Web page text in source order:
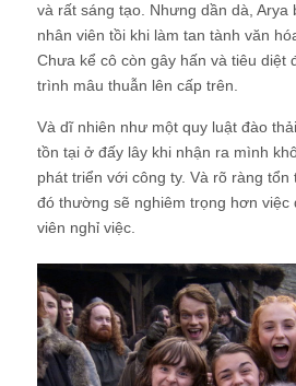
và rất sáng tạo. Nhưng dần dà, Arya
nhân viên tồi khi làm tan tành văn
Chưa kể cô còn gây hấn và tiêu diệt
trình mâu thuẫn lên cấp trên.
Và dĩ nhiên như một quy luật đào
tồn tại ở đấy lây khi nhận ra mình
phát triển với công ty. Và rõ ràng tổn
đó thường sẽ nghiêm trọng hơn việc
viên nghỉ việc.